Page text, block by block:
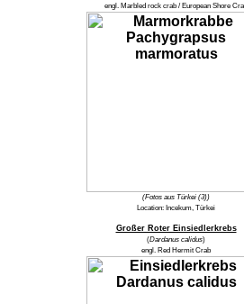
engl. Marbled rock crab / European Shore
(Fotos aus Türkei (3))
Location: Incekum, Türkei
Großer Roter Einsiedlerkrebs
(Dardanus calidus)
engl. Red Hermit Crab